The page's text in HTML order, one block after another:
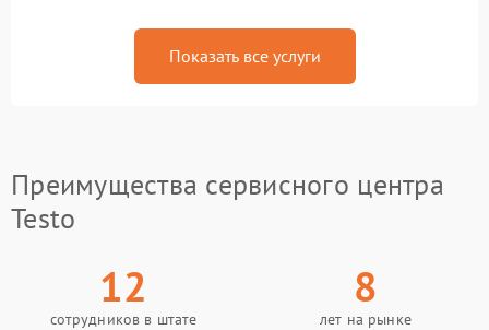
Показать все услуги
Преимущества сервисного центра
Testo
12
сотрудников в штате
8
лет на рынке